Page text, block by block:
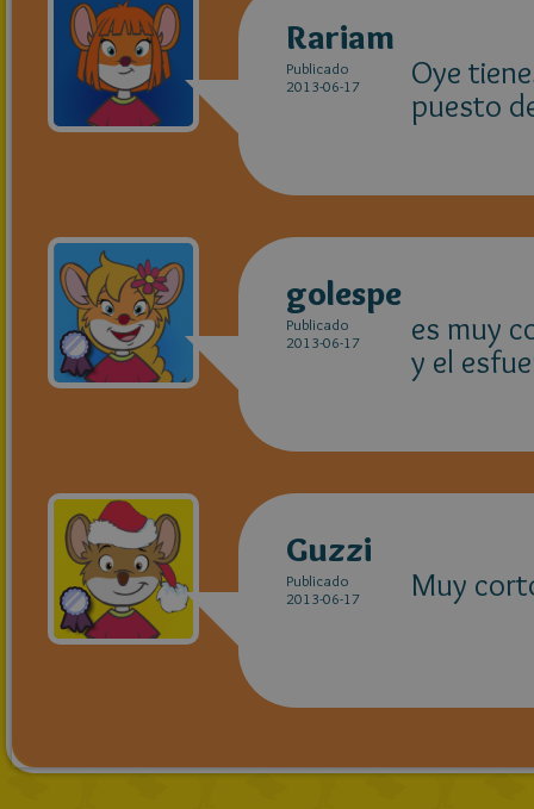
Rariam
Publicado
2013-06-17
Oye
puesto
golespe
Publicado
2013-06-17
es muy
y el
Guzzi
Publicado
2013-06-17
Muy